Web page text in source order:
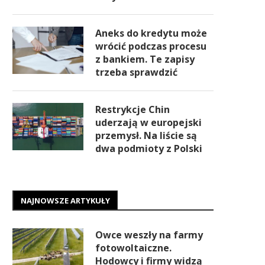
Aneks do kredytu może
wrócić podczas procesu
z bankiem. Te zapisy
trzeba sprawdzić
Restrykcje Chin
uderzają w europejski
przemysł. Na liście są
dwa podmioty z Polski
NAJNOWSZE ARTYKUŁY
Owce weszły na farmy
fotowoltaiczne.
Hodowcy i firmy widzą